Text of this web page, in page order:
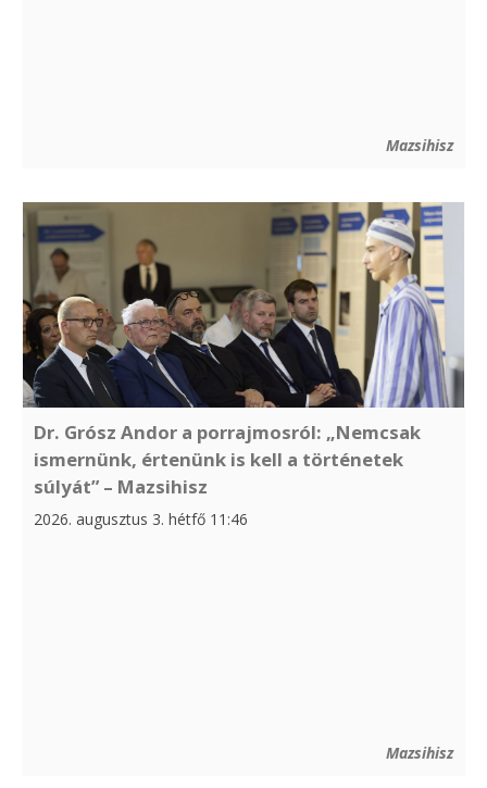
Mazsihisz
Dr. Grósz Andor a porrajmosról: „Nemcsak
ismernünk, értenünk is kell a történetek
súlyát” – Mazsihisz
2026. augusztus 3. hétfő 11:46
Mazsihisz